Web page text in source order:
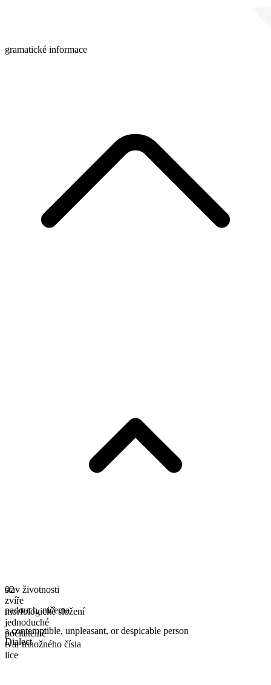
gramatické informace
stav životnosti
zvíře
morfologické složení
jednoduché
počitatelné
tvar množného čísla
lice
02
padouch,ničema
a contemptible, unpleasant, or despicable person
Dialect